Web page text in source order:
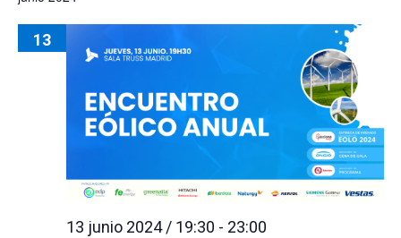
13
13 junio 2024 / 19:30 - 23:00